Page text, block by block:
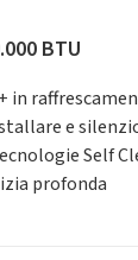
BTU
in
e
Self
profonda